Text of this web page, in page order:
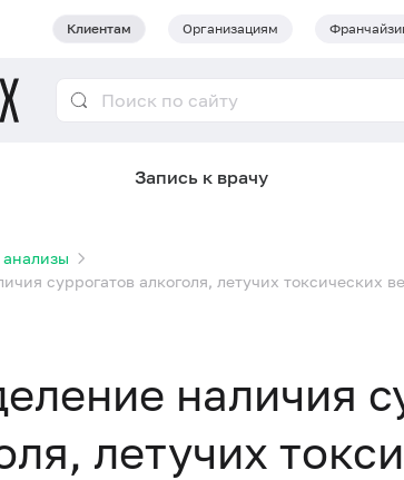
Клиентам Организациям
Запись к врачу
анализы
суррогатов алкоголя, летучих
наличия
летучих